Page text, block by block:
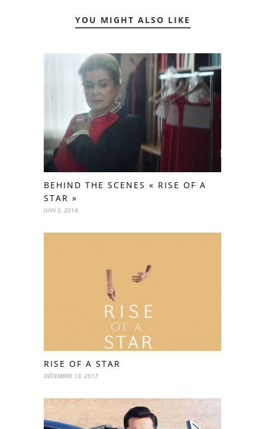
YOU MIGHT ALSO LIKE
BEHIND THE SCENES « RISE OF A
STAR »
JUIN 5, 2018
RISE OF A STAR
DÉCEMBRE 13, 2017